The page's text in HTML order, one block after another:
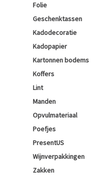
Folie
Geschenktassen
Kadodecoratie
Kadopapier
Kartonnen bodems
Koffers
Lint
Manden
Opvulmateriaal
Poefjes
PresentUS
Wijnverpakkingen
Zakken